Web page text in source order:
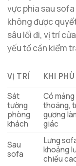
vực phía sau
không được
sâu lối đi, vị trí
yếu tố cần kiểm
VỊ TRÍ KHI
Sát
tường
phòng
khách
Có
thoáng,
gương
giác
Sau
sofa
Lưng
khoảng
chiều